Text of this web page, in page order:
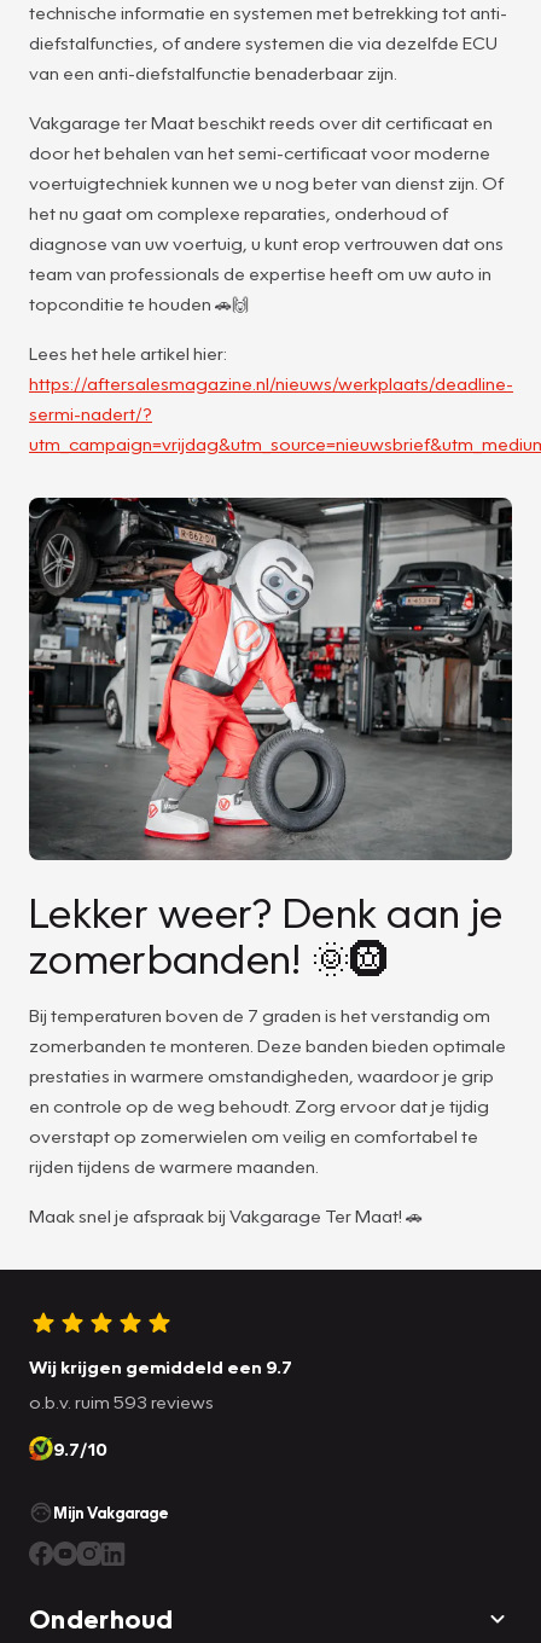
technische informatie en systemen met betrekking tot anti-
diefstalfuncties, of andere systemen die via dezelfde ECU
van een anti-diefstalfunctie benaderbaar zijn.
Vakgarage ter Maat beschikt reeds over dit certificaat en
door het behalen van het semi-certificaat voor moderne
voertuigtechniek kunnen we u nog beter van dienst zijn. Of
het nu gaat om complexe reparaties, onderhoud of
diagnose van uw voertuig, u kunt erop vertrouwen dat ons
team van professionals de expertise heeft om uw auto in
topconditie te houden 🚗🙌
Lees het hele artikel hier:
https://aftersalesmagazine.nl/nieuws/werkplaats/deadline-
sermi-nadert/?
Lekker weer? Denk aan je
zomerbanden! 🌞🛞
Bij temperaturen boven de 7 graden is het verstandig om
zomerbanden te monteren. Deze banden bieden optimale
prestaties in warmere omstandigheden, waardoor je grip
en controle op de weg behoudt. Zorg ervoor dat je tijdig
overstapt op zomerwielen om veilig en comfortabel te
rijden tijdens de warmere maanden.
Maak snel je afspraak bij Vakgarage Ter Maat! 🚗
Wij krijgen gemiddeld een 9.7
o.b.v. ruim 593 reviews
9.7/10
Mijn Vakgarage
Onderhoud